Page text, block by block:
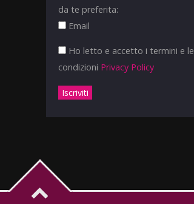
da te preferita:
Email
Ho letto e accetto i termini e le
condizioni Privacy Policy